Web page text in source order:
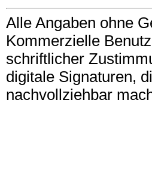
Alle Angaben ohne
Kommerzielle
schriftlicher
digitale Signaturen,
nachvollziehbar